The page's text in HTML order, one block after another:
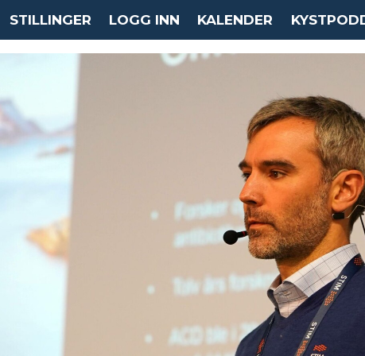
STILLINGER LOGG INN KALENDER